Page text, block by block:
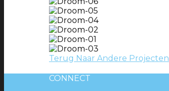
Terug Naar Andere Projecten
CONNECT